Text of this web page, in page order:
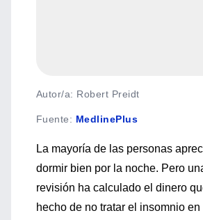
Autor/a: Robert Preidt
Fuente: MedlinePlus
La mayoría de las personas
dormir bien por la noche. Pero
revisión ha calculado el dinero
hecho de no tratar el insomnio